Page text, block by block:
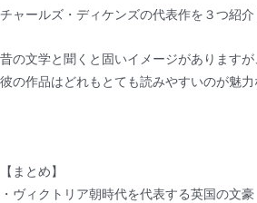
チャールズ・ディケンズの代表作を３つ紹介
昔の文学と聞くと固いイメージがありますが
彼の作品はどれもとても読みやすいのが魅力
【まとめ】
・ヴィクトリア朝時代を代表する英国の文豪